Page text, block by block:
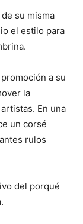
su misma
el estilo para
a su
la
En una
un corsé
rulos
del porqué